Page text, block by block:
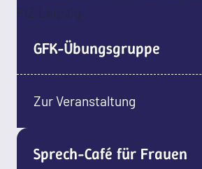
GFK-Übungsgruppe
Zur Veranstaltung
Sprech-Café für Frauen